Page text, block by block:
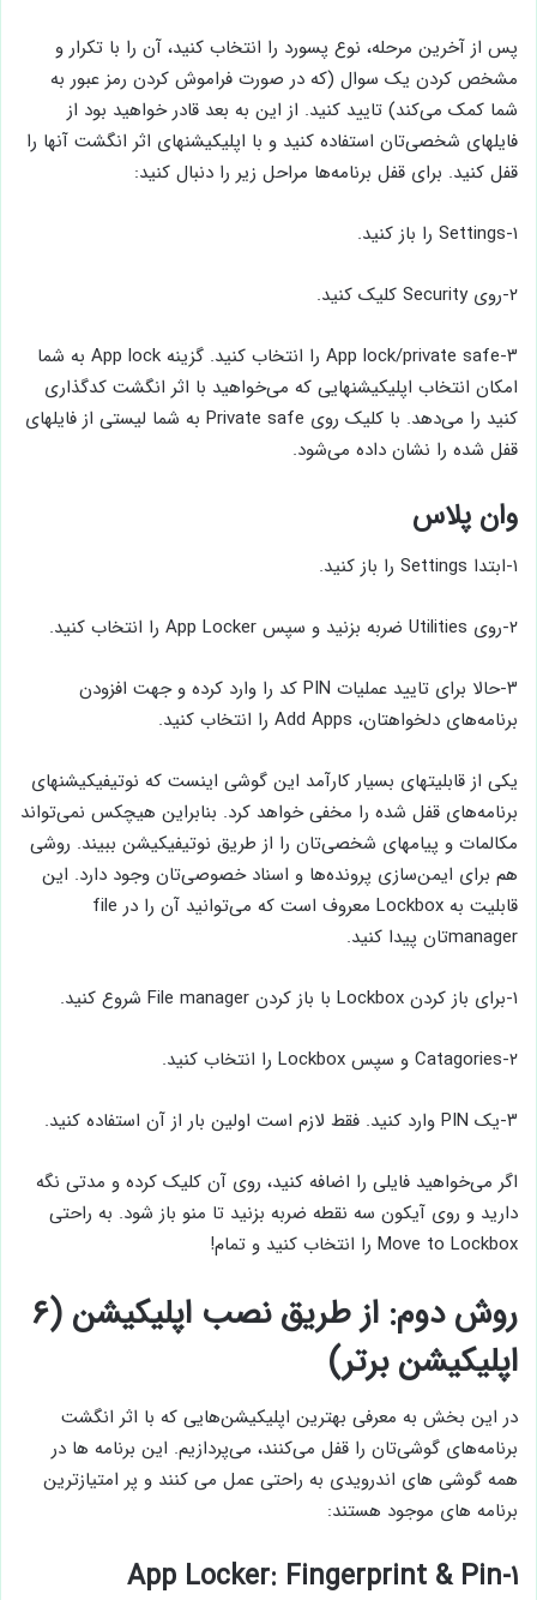
پس از آخرین مرحله، نوع پسورد را انتخاب کنید، آن را با تکرار و
مشخص کردن یک سوال (که در صورت فراموش کردن رمز عبور به
شما کمک می‌کند) تایید کنید. از این به بعد قادر خواهید بود از
فایلهای شخصی‌تان استفاده کنید و با اپلیکیشنهای اثر انگشت آنها را
قفل کنید. برای قفل برنامه‌ها مراحل زیر را دنبال کنید:
۱-Settings را باز کنید.
۲-روی Security کلیک کنید.
۳-App lock/private safe را انتخاب کنید. گزینه App lock به شما
امکان انتخاب اپلیکیشنهایی که می‌خواهید با اثر انگشت کدگذاری
کنید را می‌دهد. با کلیک روی Private safe به شما لیستی از فایلهای
قفل شده را نشان داده می‌شود.
وان پلاس
۱-ابتدا Settings را باز کنید.
۲-روی Utilities ضربه بزنید و سپس App Locker را انتخاب کنید.
۳-حالا برای تایید عملیات PIN‌ کد را وارد کرده و جهت افزودن
برنامه‌های دلخواهتان، Add Apps را انتخاب کنید.
یکی از قابلیتهای بسیار کارآمد این گوشی اینست که نوتیفیکیشنهای
برنامه‌های قفل شده را مخفی خواهد کرد. بنابراین هیچکس نمی‌تواند
مکالمات و پیامهای شخصی‌تان را از طریق نوتیفیکیشن ببیند. روشی
هم برای ایمن‌سازی پرونده‌ها و اسناد خصوصی‌تان وجود دارد. این
قابلیت به Lockbox‌ معروف است که می‌توانید آن را در file
managerتان پیدا کنید.
۱-برای باز کردن Lockbox با باز کردن File manager شروع کنید.
۲-Catagories و سپس Lockbox را انتخاب کنید.
۳-یک PIN وارد کنید. فقط لازم است اولین بار از آن استفاده کنید.
اگر می‌خواهید فایلی را اضافه کنید، روی آن کلیک کرده و مدتی نگه
دارید و روی آیکون سه نقطه ضربه بزنید تا منو باز شود. به راحتی
Move to Lockbox را انتخاب کنید و تمام!
روش دوم: از طریق نصب اپلیکیشن (۶
اپلیکیشن برتر)
در این بخش به معرفی بهترین اپلیکیشن‌هایی که با اثر انگشت
برنامه‌های گوشی‌تان را قفل می‌کنند، می‌پردازیم. این برنامه ها در
همه گوشی های اندرویدی به راحتی عمل می کنند و پر امتیازترین
برنامه های موجود هستند:
۱-App Locker: Fingerprint & Pin